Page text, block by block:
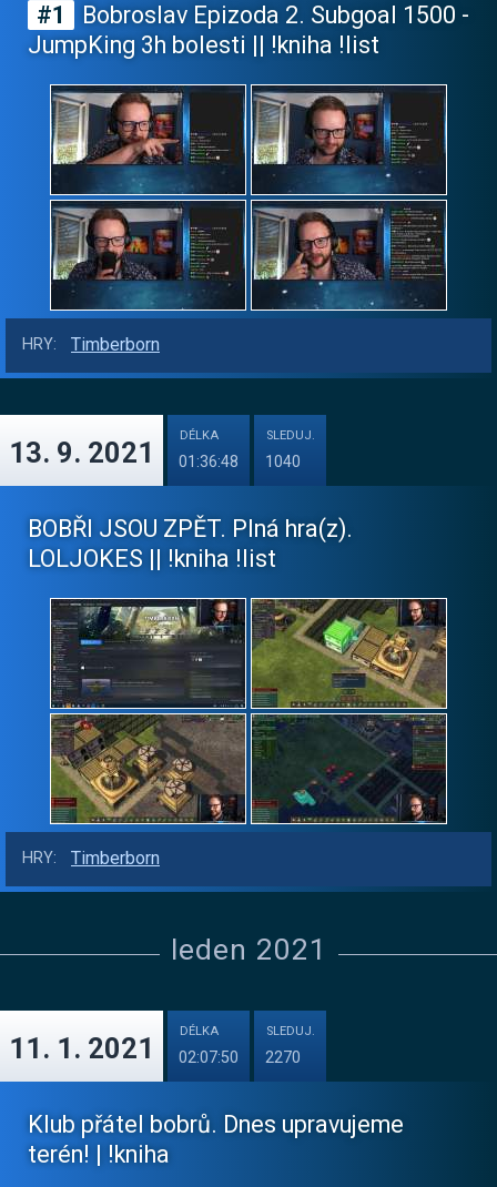
#1
Bobroslav Epizoda 2. Subgoal 1500 -
JumpKing 3h bolesti || !kniha !list
HRY: Timberborn
13. 9. 2021
DÉLKA
01:36:48
SLEDUJ.
1040
BOBŘI JSOU ZPĚT. Plná hra(z).
LOLJOKES || !kniha !list
HRY: Timberborn
leden 2021
11. 1. 2021
DÉLKA
02:07:50
SLEDUJ.
2270
Klub přátel bobrů. Dnes upravujeme
terén! | !kniha